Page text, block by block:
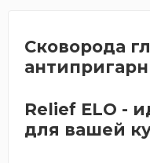
Сковорода
Relief ELO -
для вашей